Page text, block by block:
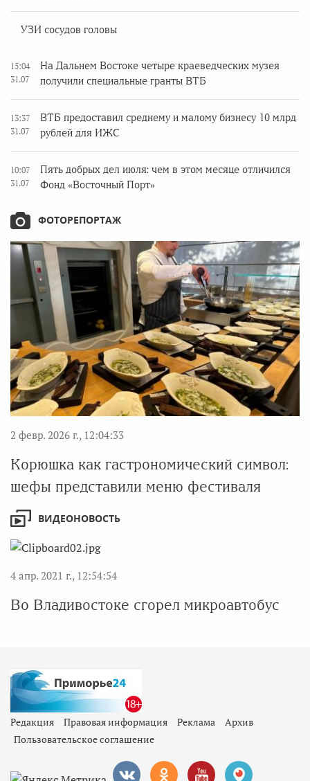
УЗИ сосудов головы
15:04
31.07
На Дальнем Востоке четыре краеведческих музея
получили специальные гранты ВТБ
13:37
31.07
ВТБ предоставил среднему и малому бизнесу 10 млрд
рублей для ИЖС
10:07
31.07
Пять добрых дел июля: чем в этом месяце отличился
Фонд «Восточный Порт»
ФОТОРЕПОРТАЖ
2 февр. 2026 г., 12:04:33
Корюшка как гастрономический символ:
шефы представили меню фестиваля
ВИДЕОНОВОСТЬ
4 апр. 2021 г., 12:54:54
Во Владивостоке сгорел микроавтобус
Редакция Правовая информация Реклама
Архив
Пользовательское соглашение